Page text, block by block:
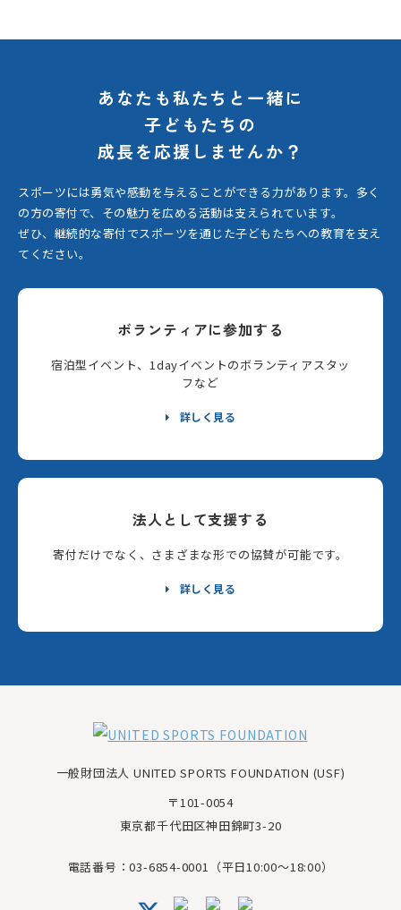
あなたも私たちと一緒に
子どもたちの
成長を応援しませんか？
スポーツには勇気や感動を与えることができる力があります。 多く
の方の寄付で、その魅力を広める活動は支えられています。
ぜひ、継続的な寄付でスポーツを通じた子どもたちへの教育を支え
てください。
ボランティアに参加する
宿泊型イベント、1dayイベントのボランティアスタッ
フなど
詳しく見る
法人として支援する
寄付だけでなく、さまざまな形での協賛が可能です。
詳しく見る
一般財団法人 UNITED SPORTS FOUNDATION (USF)
〒101-0054
東京都千代田区神田錦町3-20
電話番号：03-6854-0001（平日10:00～18:00）